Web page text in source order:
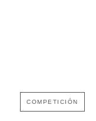
COMPETICIÓN